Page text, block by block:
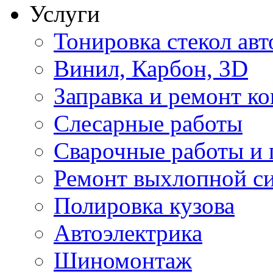
Услуги
Тонировка стекол
Винил, Карбон, 3D
Заправка и ремонт
Слесарные работы
Сварочные работы и
Ремонт выхлопной
Полировка кузова
Автоэлектрика
Шиномонтаж